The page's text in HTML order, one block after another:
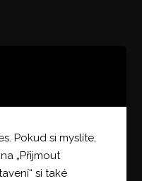
Pokud si myslíte,
„Přijmout
si také